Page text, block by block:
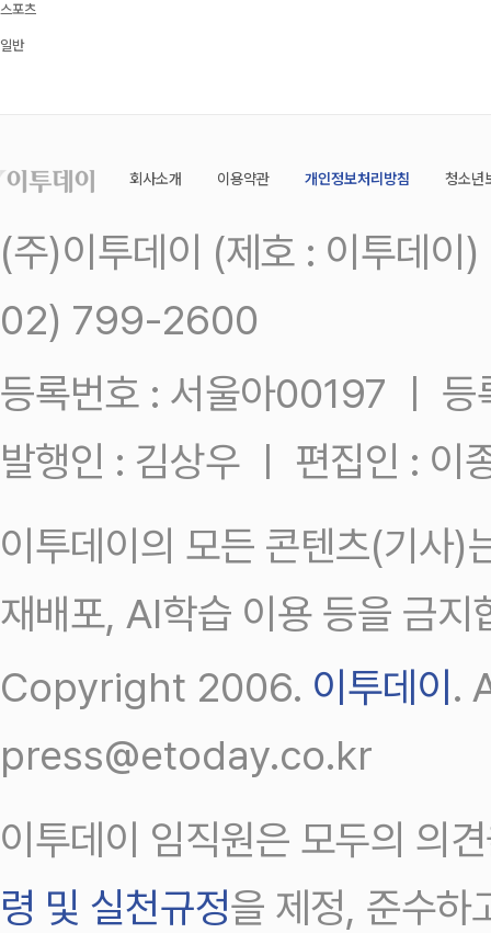
스포츠
일반
회사소개 이용약관 개인정보처리방침 청소년
(주)이투데이 (제호 : 이투데
02) 799-2600
등록번호 : 서울아00197 ㅣ
발행인 : 김상우 ㅣ 편집인 : 이
이투데이의 모든 콘텐츠(기사)
재배포, AI학습 이용 등을 금지
Copyright 2006. 이투데이.
press@etoday.co.kr
이투데이 임직원은 모두의 의
령 및 실천규정을 제정, 준수하